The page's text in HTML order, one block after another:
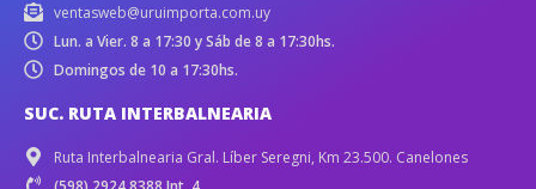
ventasweb@uruimporta.com.uy
Lun. a Vier. 8 a 17:30 y Sáb de 8 a 17:30hs.
Domingos de 10 a 17:30hs.
SUC. RUTA INTERBALNEARIA
Ruta Interbalnearia Gral. Líber Seregni, Km 23.500. Canelones